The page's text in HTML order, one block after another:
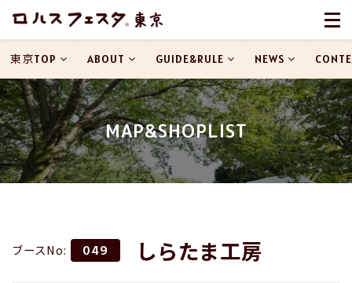
MAP&SHOPLIST
東京TOP ABOUT GUIDE&RULE NEWS
ブースNo: 049 しらたま工房